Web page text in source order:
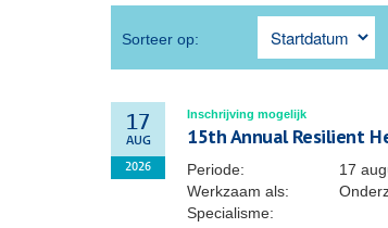
Sorteer op:
17
AUG
2026
Inschrijving mogelijk
15th Annual Resilient
Periode: 17
Werkzaam als:
Specialisme: